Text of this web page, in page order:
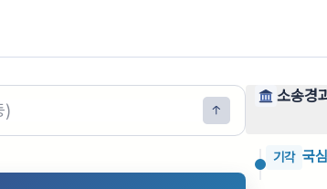
소송경
기각 국